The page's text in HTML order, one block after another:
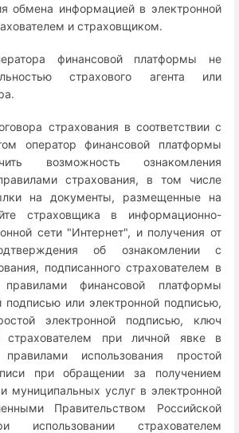
обмена информацией в электронной
и страховщиком.
финансовой платформы не
страхового агента или
страхования в соответствии с
оператор финансовой платформы
возможность ознакомления
страхования, в том числе
на документы, размещенные на
страховщика в информационно-
сети "Интернет", и получения от
об ознакомлении с
подписанного страхователем в
финансовой платформы
подписью или электронной подписью,
электронной подписью, ключ
страхователем при личной явке в
использования простой
при обращении за получением
муниципальных услуг в электронной
Правительством Российской
использовании страхователем